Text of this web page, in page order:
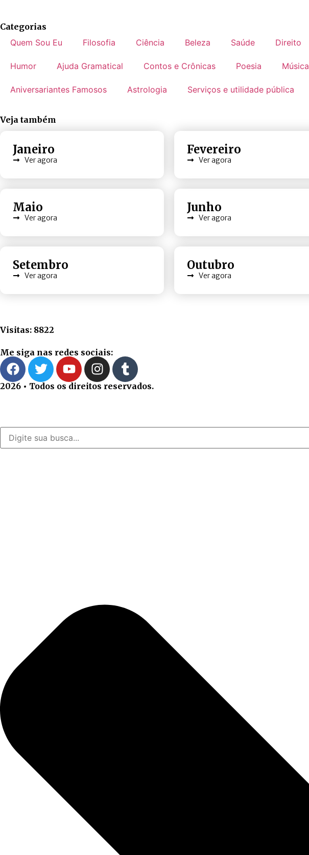
Categorias
Quem Sou Eu
Filosofia Ciência Beleza Saúde Direito
Humor Ajuda Gramatical Contos e Crônicas Poesia Música
Aniversariantes Famosos Astrologia Serviços e utilidade pública
Veja também
Janeiro
Ver agora
Fevereiro
Ver agora
Maio
Ver agora
Junho
Ver agora
Setembro
Ver agora
Outubro
Ver agora
Visitas: 8822
Me siga nas redes sociais:
2026 • Todos os direitos reservados.